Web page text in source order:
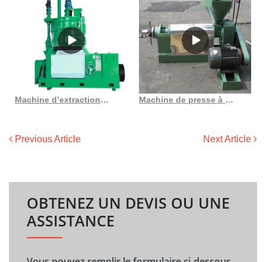
Machine d’extraction d’huile pressée à froid 6yl 100, huile de graines de camélia Machine de presse à huile de taquine multifonctionnelle automatique de conception avancée
Previous Article Next Article
OBTENEZ UN DEVIS OU UNE
ASSISTANCE